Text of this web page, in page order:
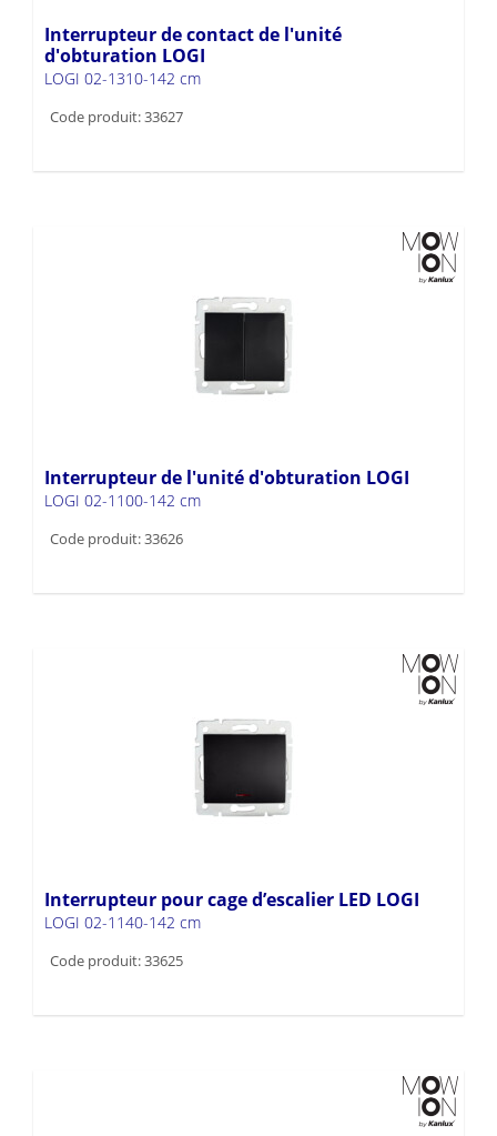
Interrupteur de contact de l'unité
d'obturation LOGI
LOGI 02-1310-142 cm
Code produit: 33627
Interrupteur de l'unité d'obturation LOGI
LOGI 02-1100-142 cm
Code produit: 33626
Interrupteur pour cage d’escalier LED LOGI
LOGI 02-1140-142 cm
Code produit: 33625